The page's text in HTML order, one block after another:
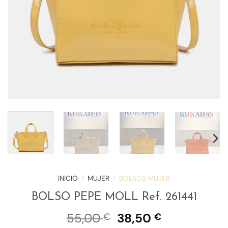
INICIO / MUJER / BOLSOS MUJER
BOLSO PEPE MOLL Ref. 261441
55,00€ El
38,50€El